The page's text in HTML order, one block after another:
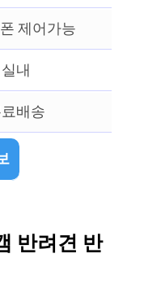
제어가능
실내
배송
반려견 반